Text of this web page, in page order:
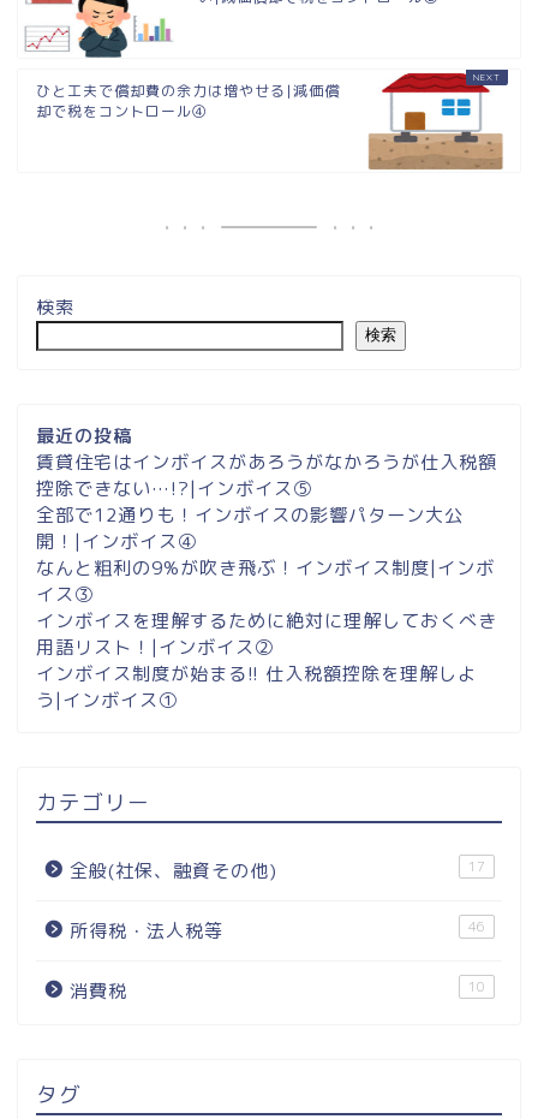
ひと工夫で償却費の余力は増やせる|減価償
却で税をコントロール④
検索
検索
最近の投稿
賃貸住宅はインボイスがあろうがなかろうが仕入税額
控除できない…!?|インボイス⑤
全部で12通りも！インボイスの影響パターン大公
開！|インボイス④
なんと粗利の9%が吹き飛ぶ！インボイス制度|インボ
イス③
インボイスを理解するために絶対に理解しておくべき
用語リスト！|インボイス②
インボイス制度が始まる!! 仕入税額控除を理解しよ
う|インボイス①
カテゴリー
全般(社保、融資その他) 17
所得税・法人税等 46
消費税 10
タグ